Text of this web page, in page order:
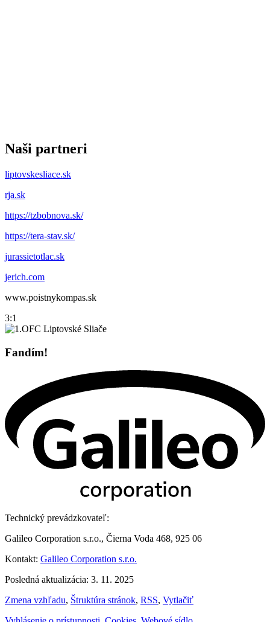
Naši partneri
liptovskesliace.sk
rja.sk
https://tzbobnova.sk/
https://tera-stav.sk/
jurassietotlac.sk
jerich.com
www.poistnykompas.sk
3:1
Fandím!
Technický prevádzkovateľ:
Galileo Corporation s.r.o., Čierna Voda 468, 925 06
Kontakt: Galileo Corporation s.r.o.
Posledná aktualizácia: 3. 11. 2025
Zmena vzhľadu, Štruktúra stránok, RSS, Vytlačiť